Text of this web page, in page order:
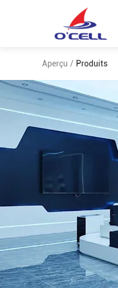
Aperçu / Produits